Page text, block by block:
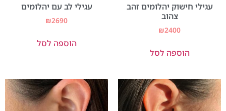
עגילי חישוק יהלומים זהב
צהוב
₪2400
הוספה לסל
עגילי לב עם יהלומים
₪2690
הוספה לסל